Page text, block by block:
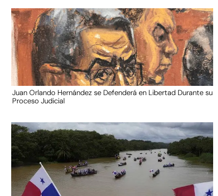
Juan Orlando Hernández se Defenderá en Libertad Durante su
Proceso Judicial